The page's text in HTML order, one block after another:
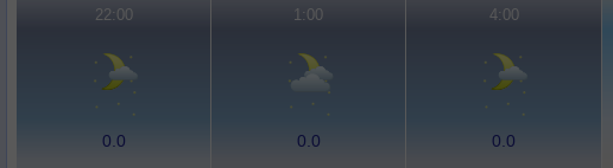
22:00 1:00 4:00
0.0 0.0 0.0